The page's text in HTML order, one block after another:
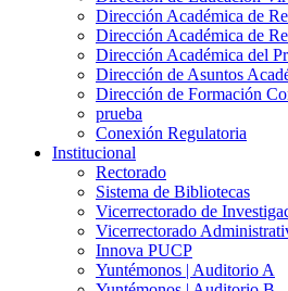
Dirección Académica de
Dirección Académica de
Dirección Académica del
Dirección de Asuntos
Dirección de Formación
prueba
Conexión Regulatoria
Institucional
Rectorado
Sistema de Bibliotecas
Vicerrectorado de
Vicerrectorado
Innova PUCP
Yuntémonos | Auditorio A